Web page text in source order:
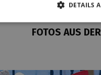
FOTOS AUS
DETAILS